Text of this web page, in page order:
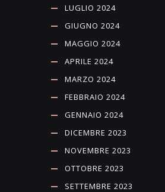
LUGLIO 2024
GIUGNO 2024
MAGGIO 2024
APRILE 2024
MARZO 2024
FEBBRAIO 2024
GENNAIO 2024
DICEMBRE 2023
NOVEMBRE 2023
OTTOBRE 2023
SETTEMBRE 2023